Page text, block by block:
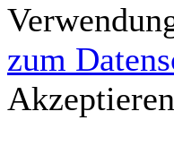
zum
Akzeptieren